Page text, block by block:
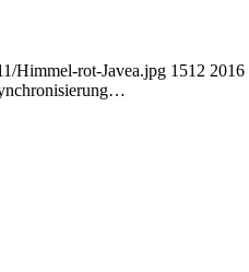
Himmel-rot-Javea.jpg 1512 2016